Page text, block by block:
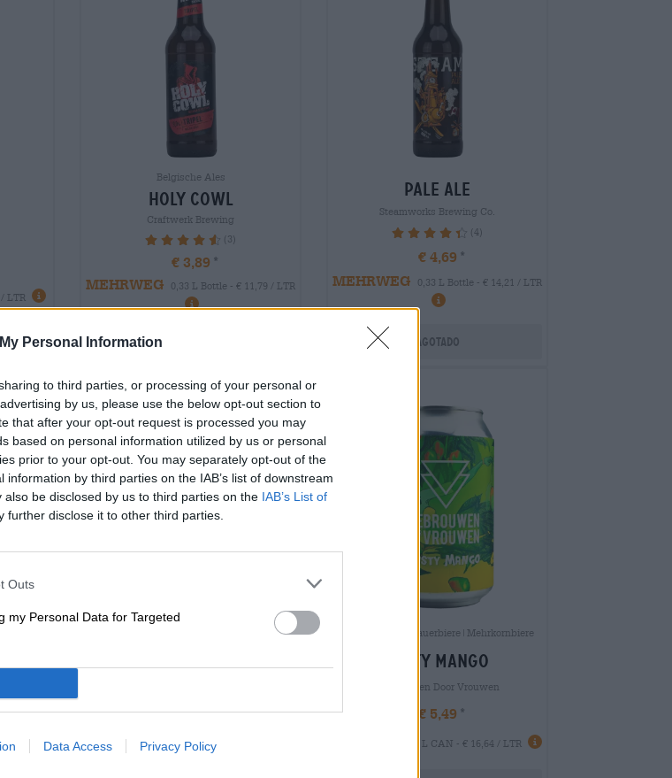
Personal Information
to third parties, or processing of your personal or
by us, please use the below opt-out section to
that after your opt-out request is processed you may
based on personal information utilized by us or personal
prior to your opt-out. You may separately opt-out of the
by third parties on the IAB’s list of downstream
be disclosed by us to third parties on the IAB’s List of
further disclose it to other third parties.
Outs
my Personal Data for Targeted
Data Access Privacy Policy
LTR
Belgische Ales
holy cowl
Craftwerk Brewing
93.33% (3)
€ 3,89
MEHRWEG
0,33 L Bottle - € 11,79 / LTR
pale ale
Steamworks Brewing Co.
90% (4)
€ 4,69
MEHRWEG
0,33 L Bottle - € 14,21 / LTR
Agotado
EINWEG
0,36 L CAN - € 16,92 / LTR
India Pale Ale|Sauerbiere|Mehrkornbiere
misty mango
Gebrouwen Door Vrouwen
€ 5,49
0,33 L CAN - € 16,64 / LTR